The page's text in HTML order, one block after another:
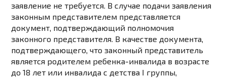
заявление не требуется. В случае подачи заявления
законным представителем представляется
документ, подтверждающий полномочия
законного представителя. В качестве документа,
подтверждающего, что законный представитель
является родителем ребенка-инвалида в возрасте
до 18 лет или инвалида с детства I группы,